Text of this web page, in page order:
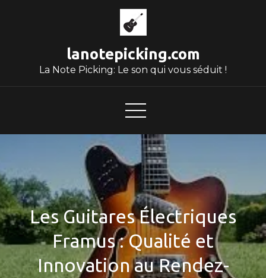
lanotepicking.com
La Note Picking: Le son qui vous séduit !
Les Guitares Électriques
Framus : Qualité et
Innovation au Rendez-